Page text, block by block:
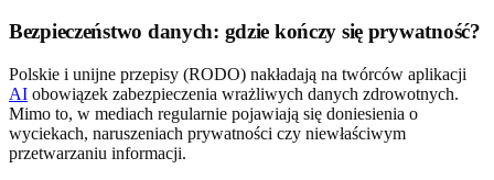
Bezpieczeństwo danych: gdzie kończy się prywatność?
Polskie i unijne przepisy (RODO) nakładają na twórców aplikacji
AI obowiązek zabezpieczenia wrażliwych danych zdrowotnych.
Mimo to, w mediach regularnie pojawiają się doniesienia o
wyciekach, naruszeniach prywatności czy niewłaściwym
przetwarzaniu informacji.